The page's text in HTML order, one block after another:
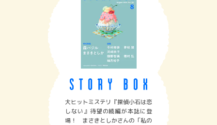
大ヒットミステリ『探偵小石は恋
しない』待望の続編が本誌に登
場！ まさきとしかさんの「私の